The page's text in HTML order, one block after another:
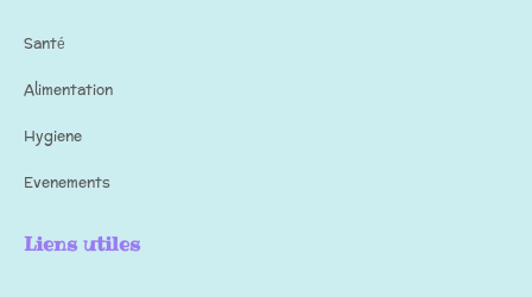
Santé
Alimentation
Hygiene
Evenements
Liens utiles